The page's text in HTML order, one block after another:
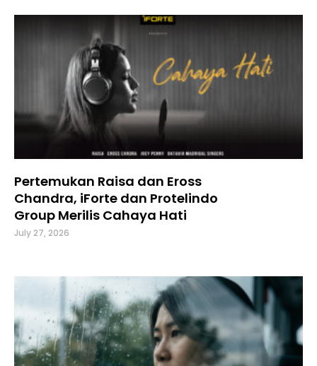
Pertemukan Raisa dan Eross
Chandra, iForte dan Protelindo
Group Merilis Cahaya Hati
July 27, 2026